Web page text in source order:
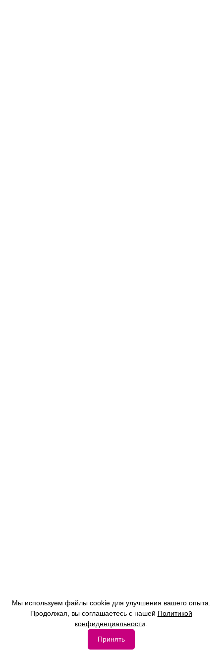
Мы используем файлы cookie для улучшения вашего опыта.
Продолжая, вы соглашаетесь с нашей Политикой
конфиденциальности
Принять